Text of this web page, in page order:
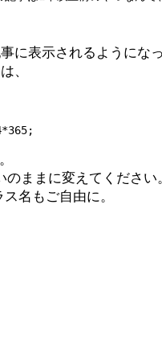
に表示されるようにな
、
ままに変えてください
名もご自由に。